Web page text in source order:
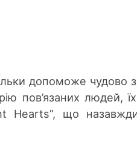
допоможе чудово
пов’язаних людей,
Hearts”, що